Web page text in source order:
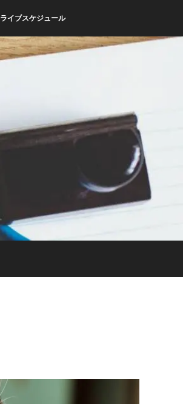
ライブスケジュール